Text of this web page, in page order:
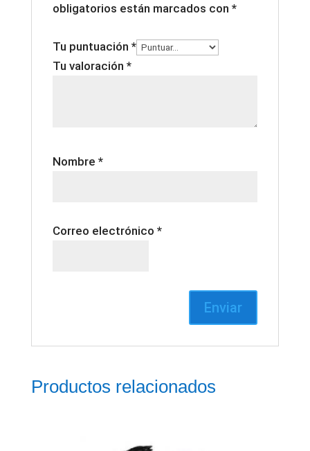
obligatorios están marcados con *
Tu puntuación *
Tu valoración *
Nombre *
Correo electrónico *
Productos relacionados